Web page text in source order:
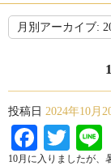
月別アーカイブ:
投稿日 2024年10月
10月に入りましたが、